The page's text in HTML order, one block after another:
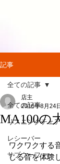
記事
全ての記事
リスニングチェ
レシーバー
サブウーファー
全ての記事
MA100の
店主
2016年8月24日
ワクワクする
じる音を体験